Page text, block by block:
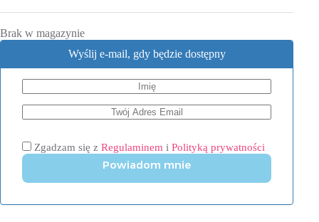
Brak w magazynie
Wyślij e-mail, gdy będzie dostępny
Zgadzam się z Regulaminem i Polityką prywatności
Powiadom mnie